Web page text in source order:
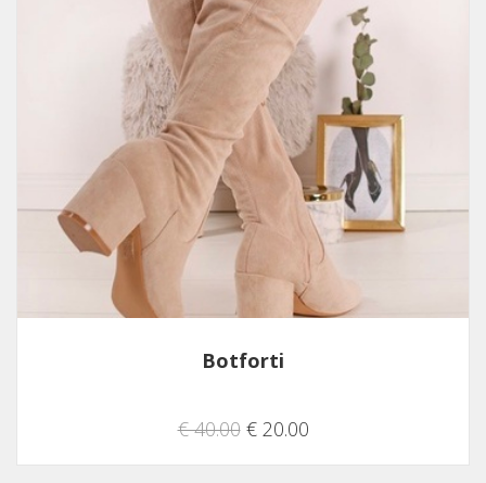
Botforti
€ 40.00€ 20.00